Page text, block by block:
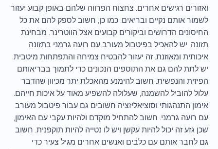
ואזורים רגישים אחרים. צחצוח הפרווה שלהם באופן קבוע יעזור
לשמור אותם נקיים ובריאים. כמו כן, חשוב לספק להם את כל
החיסונים הדרושים וביקורים קבועים אצל הווטרינר. מבחינת
תזונה, יש להאכיל בפיטבול מעורב עם רועה גרמני בתזונה
איכותית ומאוזנת. זה יעזור להבטיח צמיחה והתפתחות מיטבית.
יש לתת להם גם את התוספים הנכונים כדי לתמוך בבריאותם
הפיזית והנפשית. חשוב להימנע מהאכלת יתר מכיוון שהדבר
עלול להוביל להשמנה, שעלולה להשפיע מאוד על איכות חייהם.
אימון התנהגותי וסוציאליזציה חשובים גם עבור פיטבול מעורב
עם רועה גרמני. חשוב להתחיל מוקדם ולהיות עקבי עם האימון,
שכן גזע זה יכול להיות עקשן ויש לו נטייה להיות תוקפנית. חשוב
גם לחבר אותם עם כלבים ואנשים אחרים מגיל צעיר כדי